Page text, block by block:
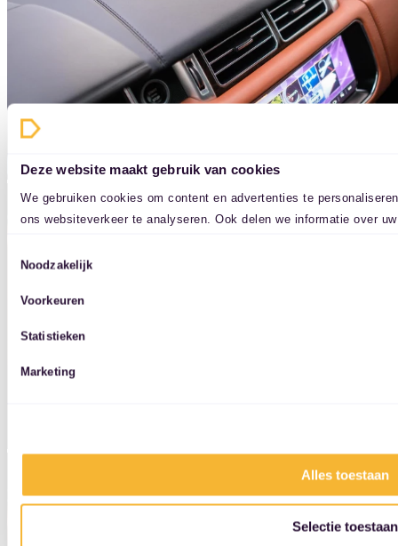
Deze website maakt gebruik van cookies
We gebruiken cookies om content en advertenties te
ons websiteverkeer te analyseren. Ook delen we informatie over
aan ze heeft verstrekt of die ze hebben verzameld op basis van
Toestemmingsselectie
Noodzakelijk
Voorkeuren
Statistieken
Marketing
Alles toestaan
Selectie toestaan